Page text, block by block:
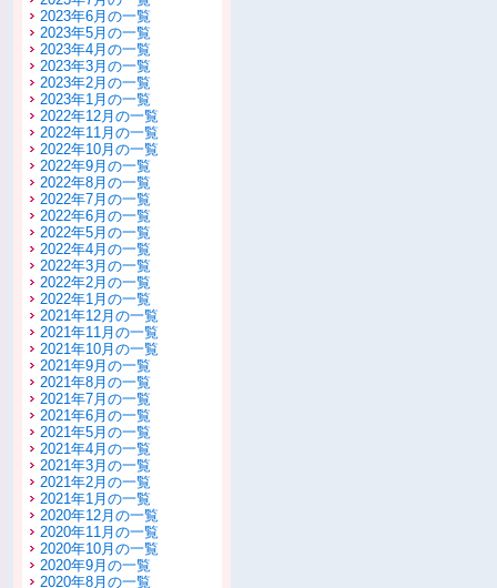
2023年6月の一覧
2023年5月の一覧
2023年4月の一覧
2023年3月の一覧
2023年2月の一覧
2023年1月の一覧
2022年12月の一覧
2022年11月の一覧
2022年10月の一覧
2022年9月の一覧
2022年8月の一覧
2022年7月の一覧
2022年6月の一覧
2022年5月の一覧
2022年4月の一覧
2022年3月の一覧
2022年2月の一覧
2022年1月の一覧
2021年12月の一覧
2021年11月の一覧
2021年10月の一覧
2021年9月の一覧
2021年8月の一覧
2021年7月の一覧
2021年6月の一覧
2021年5月の一覧
2021年4月の一覧
2021年3月の一覧
2021年2月の一覧
2021年1月の一覧
2020年12月の一覧
2020年11月の一覧
2020年10月の一覧
2020年9月の一覧
2020年8月の一覧